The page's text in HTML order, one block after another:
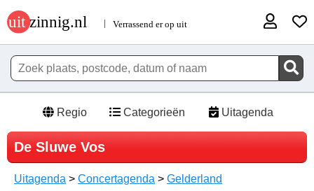
Regio Categorieën Uitagenda
De Sluwe Vos
Uitagenda > Concertagenda > Gelderland